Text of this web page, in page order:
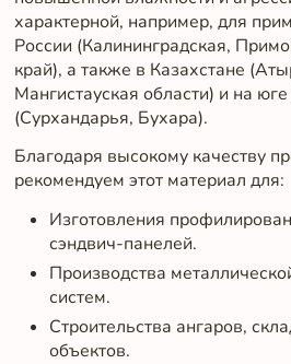
характерной, например, для
России (Калининградская,
край), а также в Казахстане
Мангистауская области) и на
(Сурхандарья, Бухара).
Благодаря высокому качеству
рекомендуем этот материал для:
Изготовления
сэндвич-панелей.
Производства
систем.
Строительства ангаров,
объектов.